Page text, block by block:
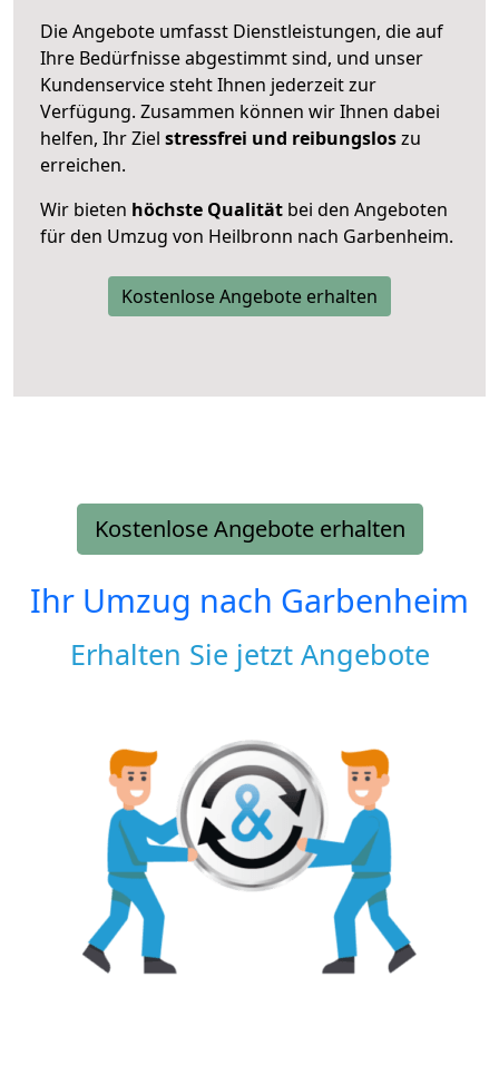
Die Angebote umfasst Dienstleistungen, die auf
Ihre Bedürfnisse abgestimmt sind, und unser
Kundenservice steht Ihnen jederzeit zur
Verfügung. Zusammen können wir Ihnen dabei
helfen, Ihr Ziel stressfrei und reibungsloszu
erreichen.
Wir bieten höchste Qualität bei den Angeboten
für den Umzug von Heilbronn nach Garbenheim.
Kostenlose Angebote erhalten
Kostenlose Angebote erhalten
Ihr Umzug nach Garbenheim
Erhalten Sie jetzt Angebote